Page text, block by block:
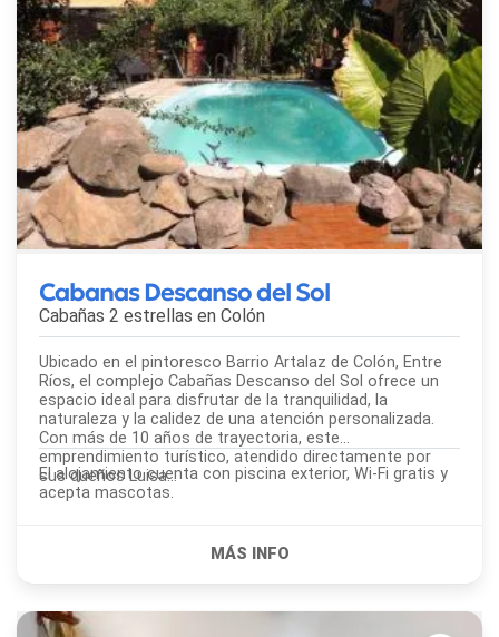
Cabanas Descanso del Sol
Cabañas 2 estrellas en Colón
Ubicado en el pintoresco Barrio Artalaz de Colón, Entre
Ríos, el complejo Cabañas Descanso del Sol ofrece un
espacio ideal para disfrutar de la tranquilidad, la
naturaleza y la calidez de una atención personalizada.
Con más de 10 años de trayectoria, este
emprendimiento turístico, atendido directamente por
sus dueños Luisa...
El alojamiento cuenta con piscina exterior, Wi-Fi gratis y
acepta mascotas.